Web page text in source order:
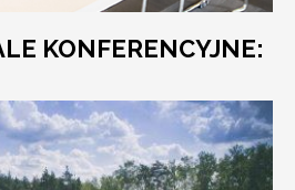
KONFERENCYJNE: